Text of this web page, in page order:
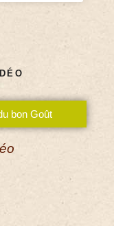
bon Goût